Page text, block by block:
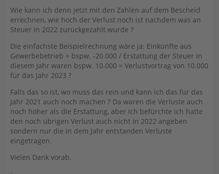
Wie kann ich denn jetzt mit den Zahlen auf dem Bescheid
errechnen, wie hoch der Verlust noch ist nachdem was an
Steuer in 2022 zurückgezahlt wurde ?
Die einfachste Beispielrechnung wäre ja: Einkünfte aus
Gewerbebetrieb = bspw. -20.000 / Erstattung der Steuer in
diesem Jahr waren bspw. 10.000 = Verlustvortrag von 10.000
für das Jahr 2023 ?
Falls das so ist, wo muss das rein und kann ich das für das
Jahr 2021 auch noch machen ? Da waren die Verluste auch
noch höher als die Erstattung, aber ich befürchte ich hatte
den noch übrigen Verlust auch nicht in 2022 angeben
sondern nur die in dem Jahr entstanden Verluste
eingetragen.
Vielen Dank vorab.